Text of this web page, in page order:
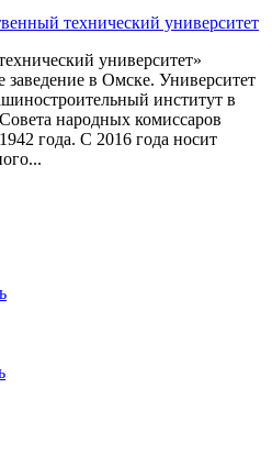
технический университет
университет»
в Омске. Университет
институт в
народных комиссаров
года. С 2016 года носит